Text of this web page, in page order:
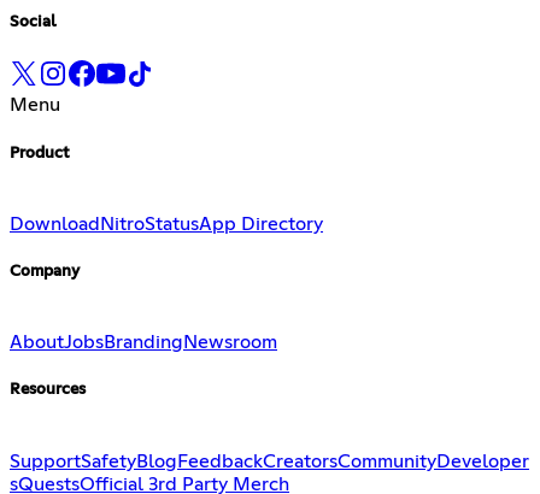
Social
Menu
Product
Download NitroStatusApp Directory
Company
AboutJobsBranding Newsroom
Resources
SupportSafetyBlogFeedbackCreatorsCommunityDeveloper
sQuestsOfficial 3rd Party Merch